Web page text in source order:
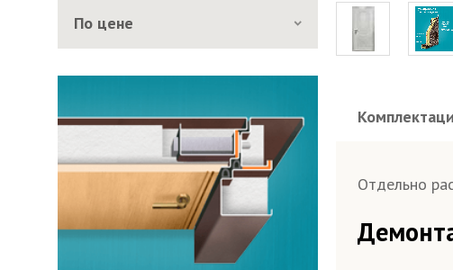
По цене
Отдельно